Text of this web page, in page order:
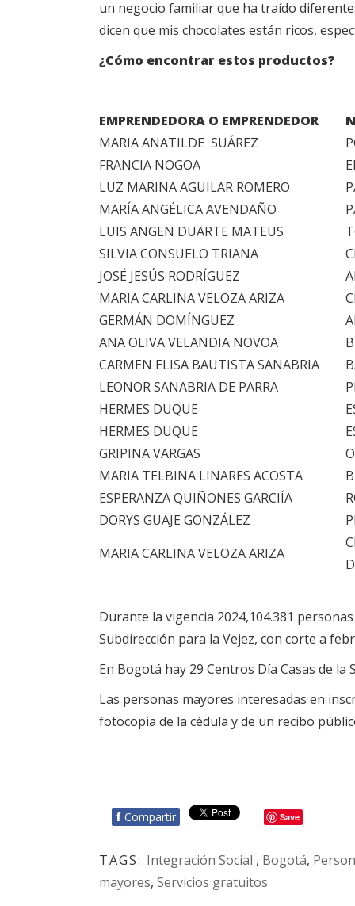
un negocio familiar que ha traído
dicen que mis chocolates están ricos,
¿Cómo encontrar estos productos?
EMPRENDEDORA O EMPRENDEDOR
MARIA ANATILDE SUÁREZ
FRANCIA NOGOA
LUZ MARINA AGUILAR ROMERO
MARÍA ANGÉLICA AVENDAÑO
LUIS ANGEN DUARTE MATEUS
SILVIA CONSUELO TRIANA
JOSÉ JESÚS RODRÍGUEZ
MARIA CARLINA VELOZA ARIZA
GERMÁN DOMÍNGUEZ
ANA OLIVA VELANDIA NOVOA
CARMEN ELISA BAUTISTA SANABRIA
LEONOR SANABRIA DE PARRA
HERMES DUQUE
HERMES DUQUE
GRIPINA VARGAS
MARIA TELBINA LINARES ACOSTA
ESPERANZA QUIÑONES GARCIÍA
DORYS GUAJE GONZÁLEZ
MARIA CARLINA VELOZA ARIZA
Durante la vigencia 2024,104.381
Subdirección para la Vejez, con corte a
En Bogotá hay 29 Centros Día Casas de
Las personas mayores interesadas en
fotocopia de la cédula y de un recibo
f Compartir Save
TAGS: Integración Social , Bogotá,
mayores, Servicios gratuitos